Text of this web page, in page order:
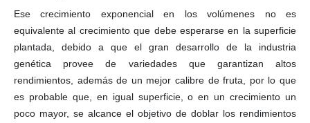
Ese crecimiento exponencial en los volúmenes no es
equivalente al crecimiento que debe esperarse en la superficie
plantada, debido a que el gran desarrollo de la industria
genética provee de variedades que garantizan altos
rendimientos, además de un mejor calibre de fruta, por lo que
es probable que, en igual superficie, o en un crecimiento un
poco mayor, se alcance el objetivo de doblar los rendimientos